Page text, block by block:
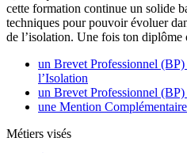
cette formation continue un solide
techniques pour pouvoir évoluer
de l’isolation. Une fois ton
un Brevet Professionnel
l’Isolation
un Brevet Professionnel
une Mention
Métiers visés